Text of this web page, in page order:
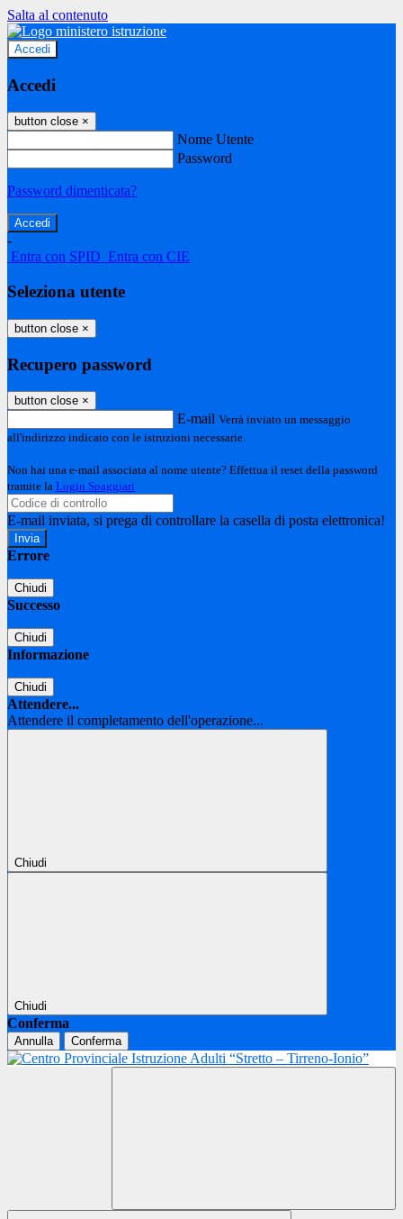
Salta al contenuto
Accedi
Accedi
button close ×
Nome Utente
Password
Password dimenticata?
-
Entra con SPID Entra con CIE
Seleziona utente
button close ×
Recupero password
button close ×
E-mail Verrà inviato un messaggio
all'indirizzo indicato con le istruzioni necessarie.
Non hai una e-mail associata al nome utente? Effettua il reset della password
tramite la Login Spaggiari
E-mail inviata, si prega di controllare la casella di posta elettronica!
Errore
Chiudi
Successo
Chiudi
Informazione
Chiudi
Attendere...
Attendere il completamento dell'operazione...
Chiudi
Chiudi
Conferma
Annulla Conferma